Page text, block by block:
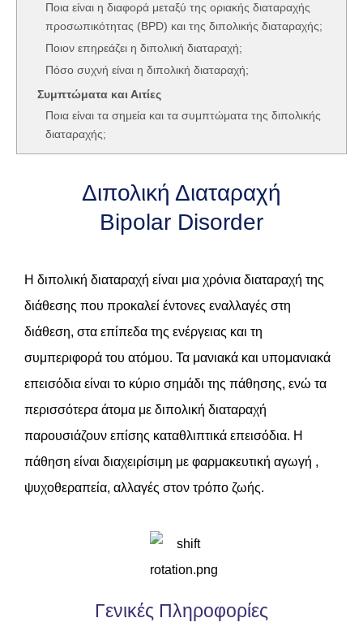
Ποια είναι η διαφορά μεταξύ της οριακής διαταραχής
προσωπικότητας (BPD) και της διπολικής διαταραχής;
Ποιον επηρεάζει η διπολική διαταραχή;
Πόσο συχνή είναι η διπολική διαταραχή;
Συμπτώματα και Αιτίες
Ποια είναι τα σημεία και τα συμπτώματα της διπολικής
διαταραχής;
Σημεία και συμπτώματα των μανιακών επεισοδίων
Σημεία και συμπτώματα καταθλιπτικών επεισοδίων
Σημεία και συμπτώματα ενός μικτού επεισοδίου
Πώς διαγιγνώσκεται η διπολική διαταραχή;
Θεραπευτικές παρεμβάσεις
Πώς αντιμετωπίζεται η διπολική διαταραχή;
Ποια φάρμακα χρησιμοποιούνται για τη θεραπεία της
διπολικής διαταραχής;
θα πρέπει:
Πρόληψη
Μπορεί να προληφθεί η διπολική διαταραχή;
Πότε πρέπει να επισκεφθώ τον επαγγελματία υγείας
Πότε πρέπει να πάω στα επείγοντα νοσοκομείου
(ΤΕΠ) για την διπολική διαταραχή;
Διπολική Διαταραχή
Bipolar Disorder
Η διπολική διαταραχή είναι μια χρόνια διαταραχή της
διάθεσης που προκαλεί έντονες εναλλαγές στη
διάθεση, στα επίπεδα της ενέργειας και τη
συμπεριφορά του ατόμου. Τα μανιακά και υπομανιακά
επεισόδια είναι το κύριο σημάδι της πάθησης, ενώ τα
περισσότερα άτομα με διπολική διαταραχή
παρουσιάζουν επίσης καταθλιπτικά επεισόδια. Η
πάθηση είναι διαχειρίσιμη με φαρμακευτική αγωγή ,
ψυχοθεραπεία, αλλαγές στον τρόπο ζωής.
Γενικές Πληροφορίες